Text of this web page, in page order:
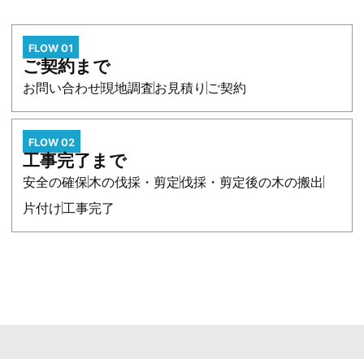
FLOW 01
ご契約まで
お問い合わせ現地調査お見積り ご契約
FLOW 02
工事完了まで
安全の確保木の伐採・剪定伐採・剪定後の木の搬出
片付け工事完了